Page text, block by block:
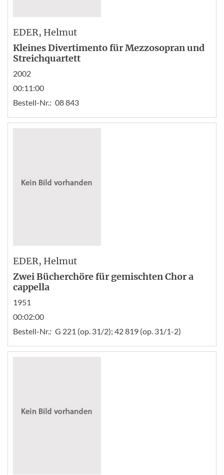
EDER, Helmut
Kleines Divertimento für Mezzosopran und
Streichquartett
2002
00:11:00
Bestell-Nr.: 08 843
EDER, Helmut
Zwei Bücherchöre für gemischten Chor a
cappella
1951
00:02:00
Bestell-Nr.: G 221 (op. 31/2); 42 819 (op. 31/1-2)